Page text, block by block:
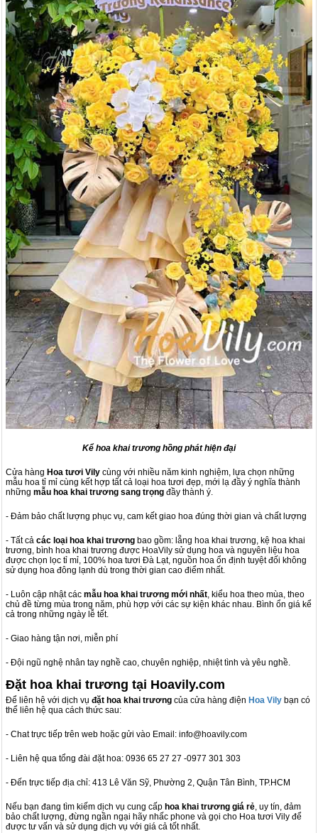
Kể hoa khai trương hồng phát hiện đại
Cửa hàng Hoa tươi Vily cùng với nhiều năm kinh nghiệm, lựa chọn những
mẫu hoa tỉ mỉ cùng kết hợp tất cả loại hoa tươi đẹp, mới lạ đầy ý nghĩa thành
những mẫu hoa khai trương sang trọng đầy thành ý.
- Đảm bảo chất lượng phục vụ, cam kết giao hoa đúng thời gian và chất lượng
- Tất cả các loại hoa khai trương bao gồm: lẵng hoa khai trương, kệ hoa khai
trương, bình hoa khai trương được HoaVily sử dụng hoa và nguyên liệu hoa
được chọn lọc tỉ mỉ, 100% hoa tươi Đà Lạt, nguồn hoa ổn định tuyệt đối không
sử dụng hoa đông lạnh dù trong thời gian cao điểm nhất.
- Luôn cập nhật các mẫu hoa khai trương mới nhất, kiểu hoa theo mùa, theo
chủ đề từng mùa trong năm, phù hợp với các sự kiện khác nhau. Bình ổn giá kể
cả trong những ngày lễ tết.
- Giao hàng tận nơi, miễn phí
- Đội ngũ nghệ nhân tay nghề cao, chuyên nghiệp, nhiệt tình và yêu nghề.
Đặt hoa khai trương tại Hoavily.com
Để liên hệ với dịch vụ đặt hoa khai trương của cửa hàng điện Hoa Vily bạn có
thể liên hệ qua cách thức sau:
- Chat trực tiếp trên web hoặc gửi vào Email: info@hoavily.com
- Liên hệ qua tổng đài đặt hoa: 0936 65 27 27 -0977 301 303
- Đến trực tiếp địa chỉ: 413 Lê Văn Sỹ, Phường 2, Quận Tân Bình, TP.HCM
Nếu bạn đang tìm kiếm dịch vụ cung cấp hoa khai trương giá rẻ, uy tín, đảm
bảo chất lượng, đừng ngần ngại hãy nhấc phone và gọi cho Hoa tươi Vily để
được tư vấn và sử dụng dịch vụ với giá cả tốt nhất.